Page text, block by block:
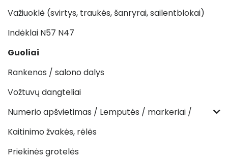
Važiuoklė (svirtys, traukės, šanryrai, sailentblokai)
Indėklai N57 N47
Guoliai
Rankenos / salono dalys
Vožtuvų dangteliai
Numerio apšvietimas / Lemputės / markeriai /
Kaitinimo žvakės, rėlės
Priekinės grotelės